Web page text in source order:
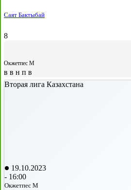
Саят Бактыбай
8
Окжетпес М
в в н п в
Вторая лига Казахстана
19.10.2023
- 16:00
Окжетпес М